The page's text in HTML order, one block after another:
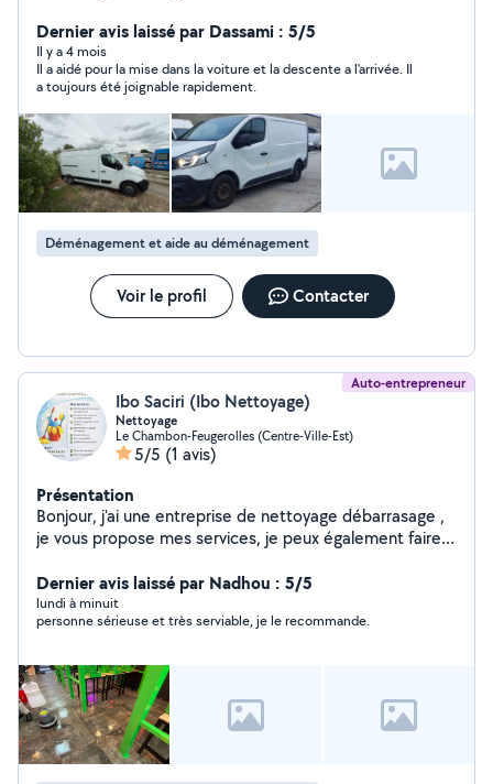
Dernier avis laissé par Dassami : 5/5
Il y a 4 mois
Il a aidé pour la mise dans la voiture et la descente a l'arrivée. Il
a toujours été joignable rapidement.
Déménagement et aide au déménagement
Voir le profil Contacter
Auto-entrepreneur
Ibo Saciri (Ibo Nettoyage)
Nettoyage
Le Chambon-Feugerolles (Centre-Ville-Est)
5/5 (1 avis)
Présentation
Bonjour, j'ai une entreprise de nettoyage débarrasage ,
je vous propose mes services, je peux également faire
Dernier avis laissé par Nadhou : 5/5
lundi à minuit
personne sérieuse et très serviable, je le recommande.